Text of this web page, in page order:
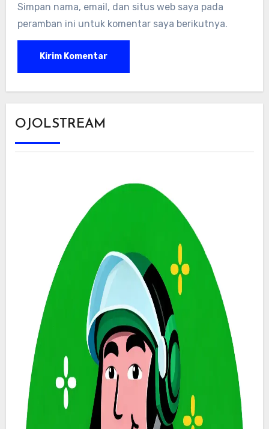
Simpan nama, email, dan situs web saya pada
peramban ini untuk komentar saya berikutnya.
OJOLSTREAM